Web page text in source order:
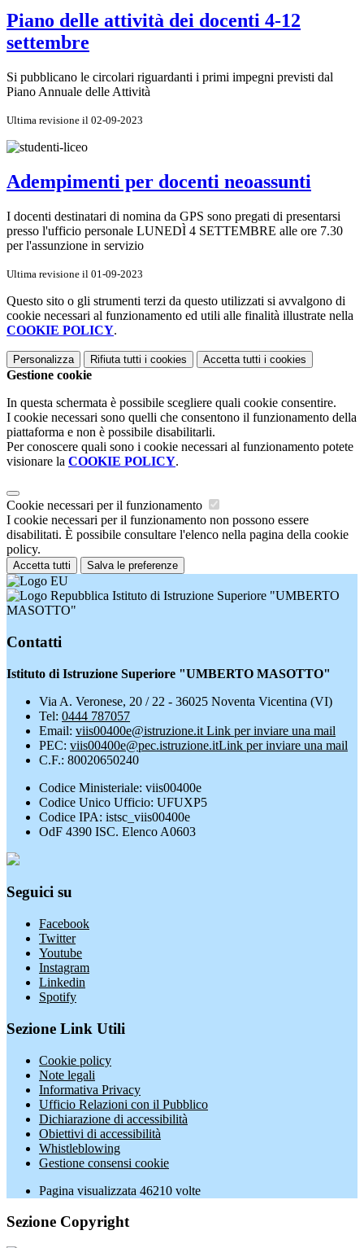
Piano delle attività dei docenti 4-12
settembre
Si pubblicano le circolari riguardanti i primi impegni previsti dal
Piano Annuale delle Attività
Ultima revisione il 02-09-2023
Adempimenti per docenti neoassunti
I docenti destinatari di nomina da GPS sono pregati di presentarsi
presso l'ufficio personale LUNEDÌ 4 SETTEMBRE alle ore 7.30
per l'assunzione in servizio
Ultima revisione il 01-09-2023
Questo sito o gli strumenti terzi da questo utilizzati si avvalgono di
cookie necessari al funzionamento ed utili alle finalità illustrate nella
COOKIE POLICY.
Personalizza Rifiuta tutti i cookies Accetta tutti i cookies
Gestione cookie
In questa schermata è possibile scegliere quali cookie consentire.
I cookie necessari sono quelli che consentono il funzionamento della
piattaforma e non è possibile disabilitarli.
Per conoscere quali sono i cookie necessari al funzionamento potete
visionare la COOKIE POLICY.
Cookie necessari per il funzionamento
I cookie necessari per il funzionamento non possono essere
disabilitati. È possibile consultare l'elenco nella pagina della cookie
policy.
Accetta tutti Salva le preferenze
Istituto di Istruzione Superiore "UMBERTO
MASOTTO"
Contatti
Istituto di Istruzione Superiore "UMBERTO MASOTTO"
Via A. Veronese, 20 / 22 - 36025 Noventa Vicentina (VI)
Tel: 0444 787057
Email: viis00400e@istruzione.it Link per inviare una mail
PEC: viis00400e@pec.istruzione.itLink per inviare una mail
C.F.: 80020650240
Codice Ministeriale: viis00400e
Codice Unico Ufficio: UFUXP5
Codice IPA: istsc_viis00400e
OdF 4390 ISC. Elenco A0603
Seguici su
Facebook
Twitter
Youtube
Instagram
Linkedin
Spotify
Sezione Link Utili
Cookie policy
Note legali
Informativa Privacy
Ufficio Relazioni con il Pubblico
Dichiarazione di accessibilità
Obiettivi di accessibilità
Whistleblowing
Gestione consensi cookie
Pagina visualizzata 46210 volte
Sezione Copyright